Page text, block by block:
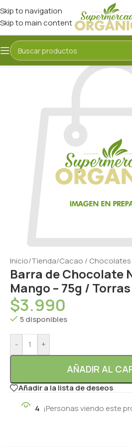
Skip to navigation
Skip to main content
Inicio/Tienda/Cacao / Chocolates
Barra de Chocolate
Mango – 75g / Torras
$3.990
5 disponibles
- +
AÑADIR AL
Añadir a la lista de deseos
4 ¡Personas viendo este